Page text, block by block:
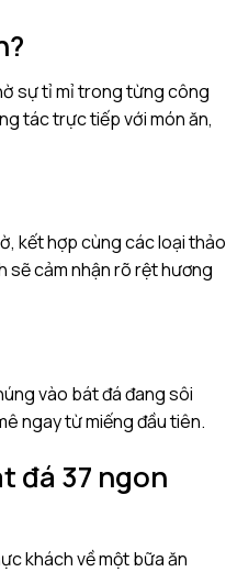
sự tỉ mỉ trong từng công
tác trực tiếp với món ăn,
kết hợp cùng các loại thảo
sẽ cảm nhận rõ rệt hương
vào bát đá đang sôi
ngay từ miếng đầu tiên.
đá 37 ngon
khách về một bữa ăn